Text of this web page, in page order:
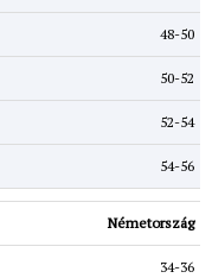
48-50
50-52
52-54
54-56
Németország
34-36